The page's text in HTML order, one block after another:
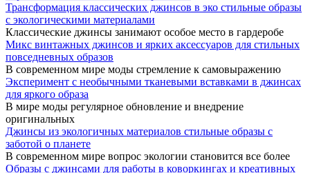
Трансформация классических джинсов в эко стильные образы
с экологическими материалами
Классические джинсы занимают особое место в гардеробе
Микс винтажных джинсов и ярких аксессуаров для стильных
повседневных образов
В современном мире моды стремление к самовыражению
Эксперимент с необычными тканевыми вставками в джинсах
для яркого образа
В мире моды регулярное обновление и внедрение
оригинальных
Джинсы из экологичных материалов стильные образы с
заботой о планете
В современном мире вопрос экологии становится все более
Образы с джинсами для работы в коворкингах и креативных